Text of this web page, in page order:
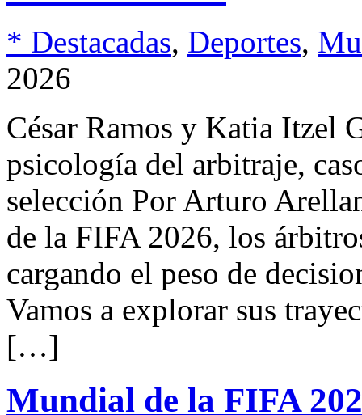
* Destacadas, Deportes,
2026
César Ramos y Katia Itzel
psicología del arbitraje,
selección Por Arturo
de la FIFA 2026, los
cargando el peso de
Vamos a explorar sus
[…]
Mundial de la FIFA